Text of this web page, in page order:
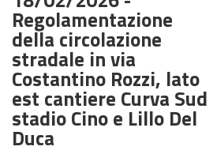
Regolamentazione
della circolazione
stradale in via
Costantino Rozzi, lato
est cantiere Curva Sud
stadio Cino e Lillo Del
Duca